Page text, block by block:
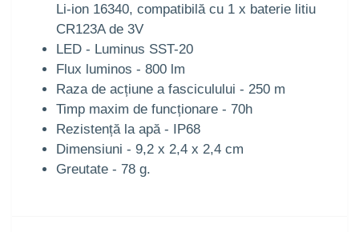
Li-ion 16340, compatibilă cu 1 x baterie litiu
CR123A de 3V
LED - Luminus SST-20
Flux luminos - 800 lm
Raza de acțiune a fasciculului - 250 m
Timp maxim de funcționare - 70h
Rezistență la apă - IP68
Dimensiuni - 9,2 x 2,4 x 2,4 cm
Greutate - 78 g.